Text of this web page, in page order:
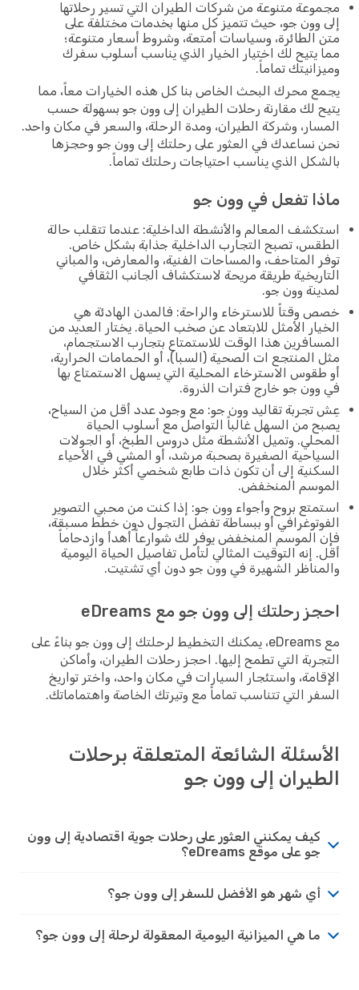
مجموعة متنوعة من شركات الطيران التي تسير رحلاتها
إلى وون جو، حيث تتميز كل منها بخدمات مختلفة على
متن الطائرة، وسياسات أمتعة، وشروط أسعار متنوعة؛
مما يتيح لك اختيار الخيار الذي يناسب أسلوب سفرك
وميزانيتك تماماً.
يجمع محرك البحث الخاص بنا كل هذه الخيارات معاً، مما
يتيح لك مقارنة رحلات الطيران إلى وون جو بسهولة حسب
المسار، وشركة الطيران، ومدة الرحلة، والسعر في مكان واحد.
نحن نساعدك في العثور على رحلتك إلى وون جو وحجزها
بالشكل الذي يناسب احتياجات رحلتك تماماً.
ماذا تفعل في وون جو
استكشف المعالم والأنشطة الداخلية: عندما تتقلب حالة
الطقس، تصبح التجارب الداخلية جذابة بشكل خاص.
توفر المتاحف، والمساحات الفنية، والمعارض، والمباني
التاريخية طريقة مريحة لاستكشاف الجانب الثقافي
لمدينة وون جو.
خصص وقتاً للاسترخاء والراحة: فالمدن الهادئة هي
الخيار الأمثل للابتعاد عن صخب الحياة. يختار العديد من
المسافرين هذا الوقت للاستمتاع بتجارب الاستجمام،
مثل المنتجع ات الصحية (السبا)، أو الحمامات الحرارية،
أو طقوس الاسترخاء المحلية التي يسهل الاستمتاع بها
في وون جو خارج فترات الذروة.
عِش تجربة تقاليد وون جو: مع وجود عدد أقل من السياح،
يصبح من السهل غالباً التواصل مع أسلوب الحياة
المحلي. وتميل الأنشطة مثل دروس الطبخ، أو الجولات
السياحية الصغيرة بصحبة مرشد، أو المشي في الأحياء
السكنية إلى أن تكون ذات طابع شخصي أكثر خلال
الموسم المنخفض.
استمتع بروح وأجواء وون جو: إذا كنت من محبي التصوير
الفوتوغرافي أو ببساطة تفضل التجول دون خطط مسبقة،
فإن الموسم المنخفض يوفر لك شوارعاً أهدأ وازدحاماً
أقل. إنه التوقيت المثالي لتأمل تفاصيل الحياة اليومية
والمناظر الشهيرة في وون جو دون أي تشتيت.
احجز رحلتك إلى وون جو مع eDreams
مع eDreams، يمكنك التخطيط لرحلتك إلى وون جو بناءً على
التجربة التي تطمح إليها. احجز رحلات الطيران، وأماكن
الإقامة، واستئجار السيارات في مكان واحد، واختر تواريخ
السفر التي تتناسب تماماً مع وتيرتك الخاصة واهتماماتك.
الأسئلة الشائعة المتعلقة برحلات
الطيران إلى وون جو
كيف يمكنني العثور على رحلات جوية اقتصادية إلى وون
جو على موقع eDreams؟
أي شهر هو الأفضل للسفر إلى وون جو؟
ما هي الميزانية اليومية المعقولة لرحلة إلى وون جو؟